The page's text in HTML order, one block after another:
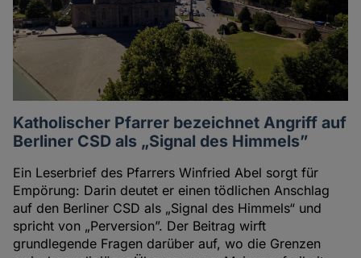
Katholischer Pfarrer bezeichnet Angriff auf
Berliner CSD als „Signal des Himmels”
Ein Leserbrief des Pfarrers Winfried Abel sorgt für
Empörung: Darin deutet er einen tödlichen Anschlag
auf den Berliner CSD als „Signal des Himmels“ und
spricht von „Perversion”. Der Beitrag wirft
grundlegende Fragen darüber auf, wo die Grenzen